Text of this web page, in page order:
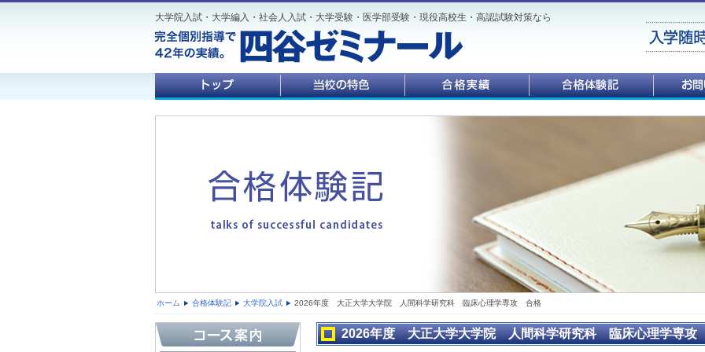
大学院入試・大学編入・社会人入試・大学受験・医学部受験・現役高校生・高認試験対策なら
ホーム 合格体験記 大学院入試 2026年度 大正大学大学院 人間科学研究科 臨床心理学専攻 合格
2026年度 大正大学大学院 人間科学研究科 臨床心理学専